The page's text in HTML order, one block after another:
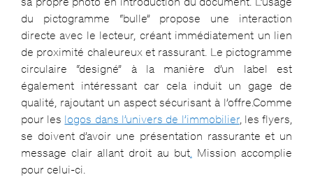
du pictogramme “bulle” propose une interaction
directe avec le lecteur, créant immédiatement un lien
de proximité chaleureux et rassurant. Le pictogramme
circulaire “designé” à la manière d’un label est
également intéressant car cela induit un gage de
qualité, rajoutant un aspect sécurisant à l’offre.Comme
pour les logos dans l’univers de l’immobilier, les flyers,
se doivent d’avoir une présentation rassurante et un
message clair allant droit au but. Mission accomplie
pour celui-ci.